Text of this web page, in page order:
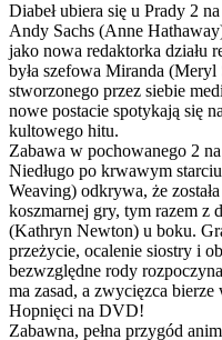
Diabeł ubiera się u Prady 2
Andy Sachs (Anne
jako nowa redaktorka działu
była szefowa Miranda (Meryl
stworzonego przez siebie
nowe postacie spotykają się
kultowego hitu.
Zabawa w pochowanego 2
Niedługo po krwawym
Weaving) odkrywa, że
koszmarnej gry, tym razem z
(Kathryn Newton) u boku.
przeżycie, ocalenie siostry i
bezwzględne rody
ma zasad, a zwycięzca bierze
Hopnięci na DVD!
Zabawna, pełna przygód